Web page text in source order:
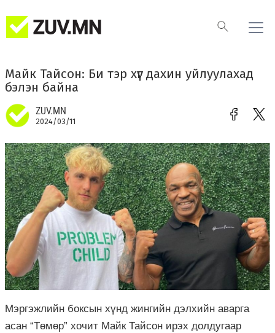
Майк Тайсон: Би тэр хүүг дахин уйлуулахад
бэлэн байна
ZUV.MN
2024/03/11
Мэргэжлийн боксын хүнд жингийн дэлхийн аварга
асан “Төмөр” хочит Майк Тайсон ирэх долдугаар